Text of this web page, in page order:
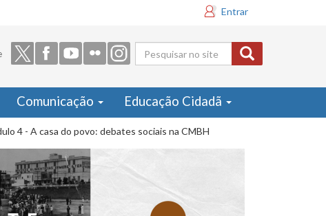
Entrar
Formulário
de busca
Comunicação Educação Cidadã
4 - A casa do povo: debates sociais na CMBH